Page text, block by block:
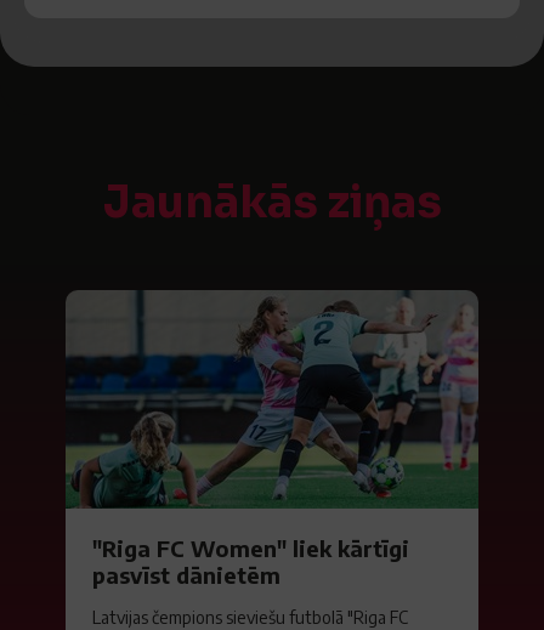
Jaunākās ziņas
"Riga FC Women" liek kārtīgi
pasvīst dānietēm
Latvijas čempions sieviešu futbolā "Riga FC